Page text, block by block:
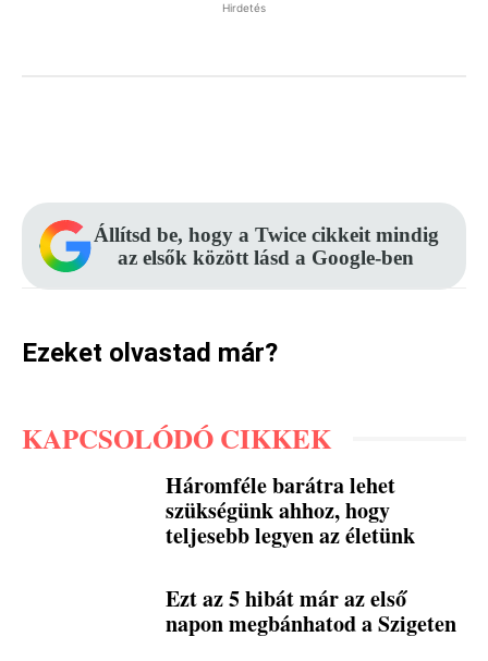
Hirdetés
Állítsd be, hogy a Twice cikkeit mindig
az elsők között lásd a Google-ben
Ezeket olvastad már?
KAPCSOLÓDÓ CIKKEK
Háromféle barátra lehet
szükségünk ahhoz, hogy
teljesebb legyen az életünk
Ezt az 5 hibát már az első
napon megbánhatod a Szigeten